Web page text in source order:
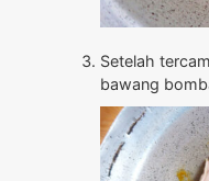
Setelah
bawang